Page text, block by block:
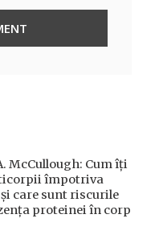
McCullough: Cum îți
împotriva
care sunt riscurile
proteinei în corp